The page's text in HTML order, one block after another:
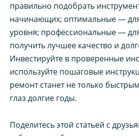
правильно подобрать
начинающих; оптимальные —
уровня; профессиональные — для
получить лучшее качество и
Инвестируйте в проверенные
используйте пошаговые
ремонт станет не только
глаз долгие годы.
Поделитесь этой статьей с